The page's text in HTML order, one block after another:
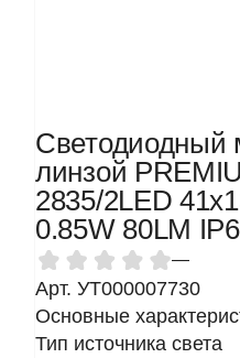
Светодиодный
линзой
2835/2LED
0.85W 80LM
—
Арт. УТ000007730
Основные
Тип источника света